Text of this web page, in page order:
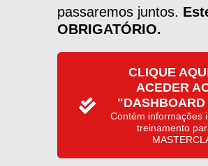
passaremos juntos.
OBRIGATÓRIO.
CLIQUE
ACEDER
Contém informações
treinamento